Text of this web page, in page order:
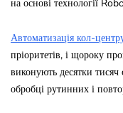
на основі технології
Автоматизація кол-
пріоритетів, і щороку
виконують десятки
обробці рутинних і